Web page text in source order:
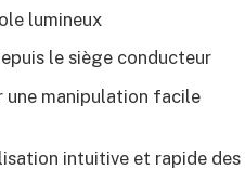
lumineux
le siège conducteur
une manipulation facile
intuitive et rapide des